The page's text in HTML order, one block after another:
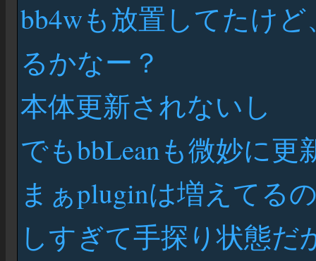
bb4wも放置してたけ
るかなー？
本体更新されないし
でもbbLeanも微妙に
まぁpluginは増えてる
しすぎて手探り状態